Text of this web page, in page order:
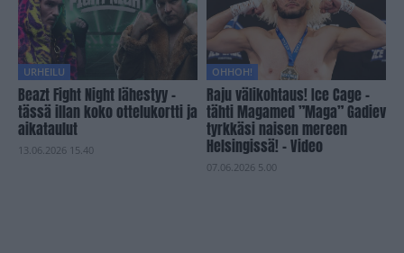
URHEILU
Beazt Fight Night lähestyy –
tässä illan koko ottelukortti ja
aikataulut
13.06.2026 15.40
OHHOH!
Raju välikohtaus! Ice Cage -
tähti Magamed ”Maga” Gadiev
tyrkkäsi naisen mereen
Helsingissä! – Video
07.06.2026 5.00